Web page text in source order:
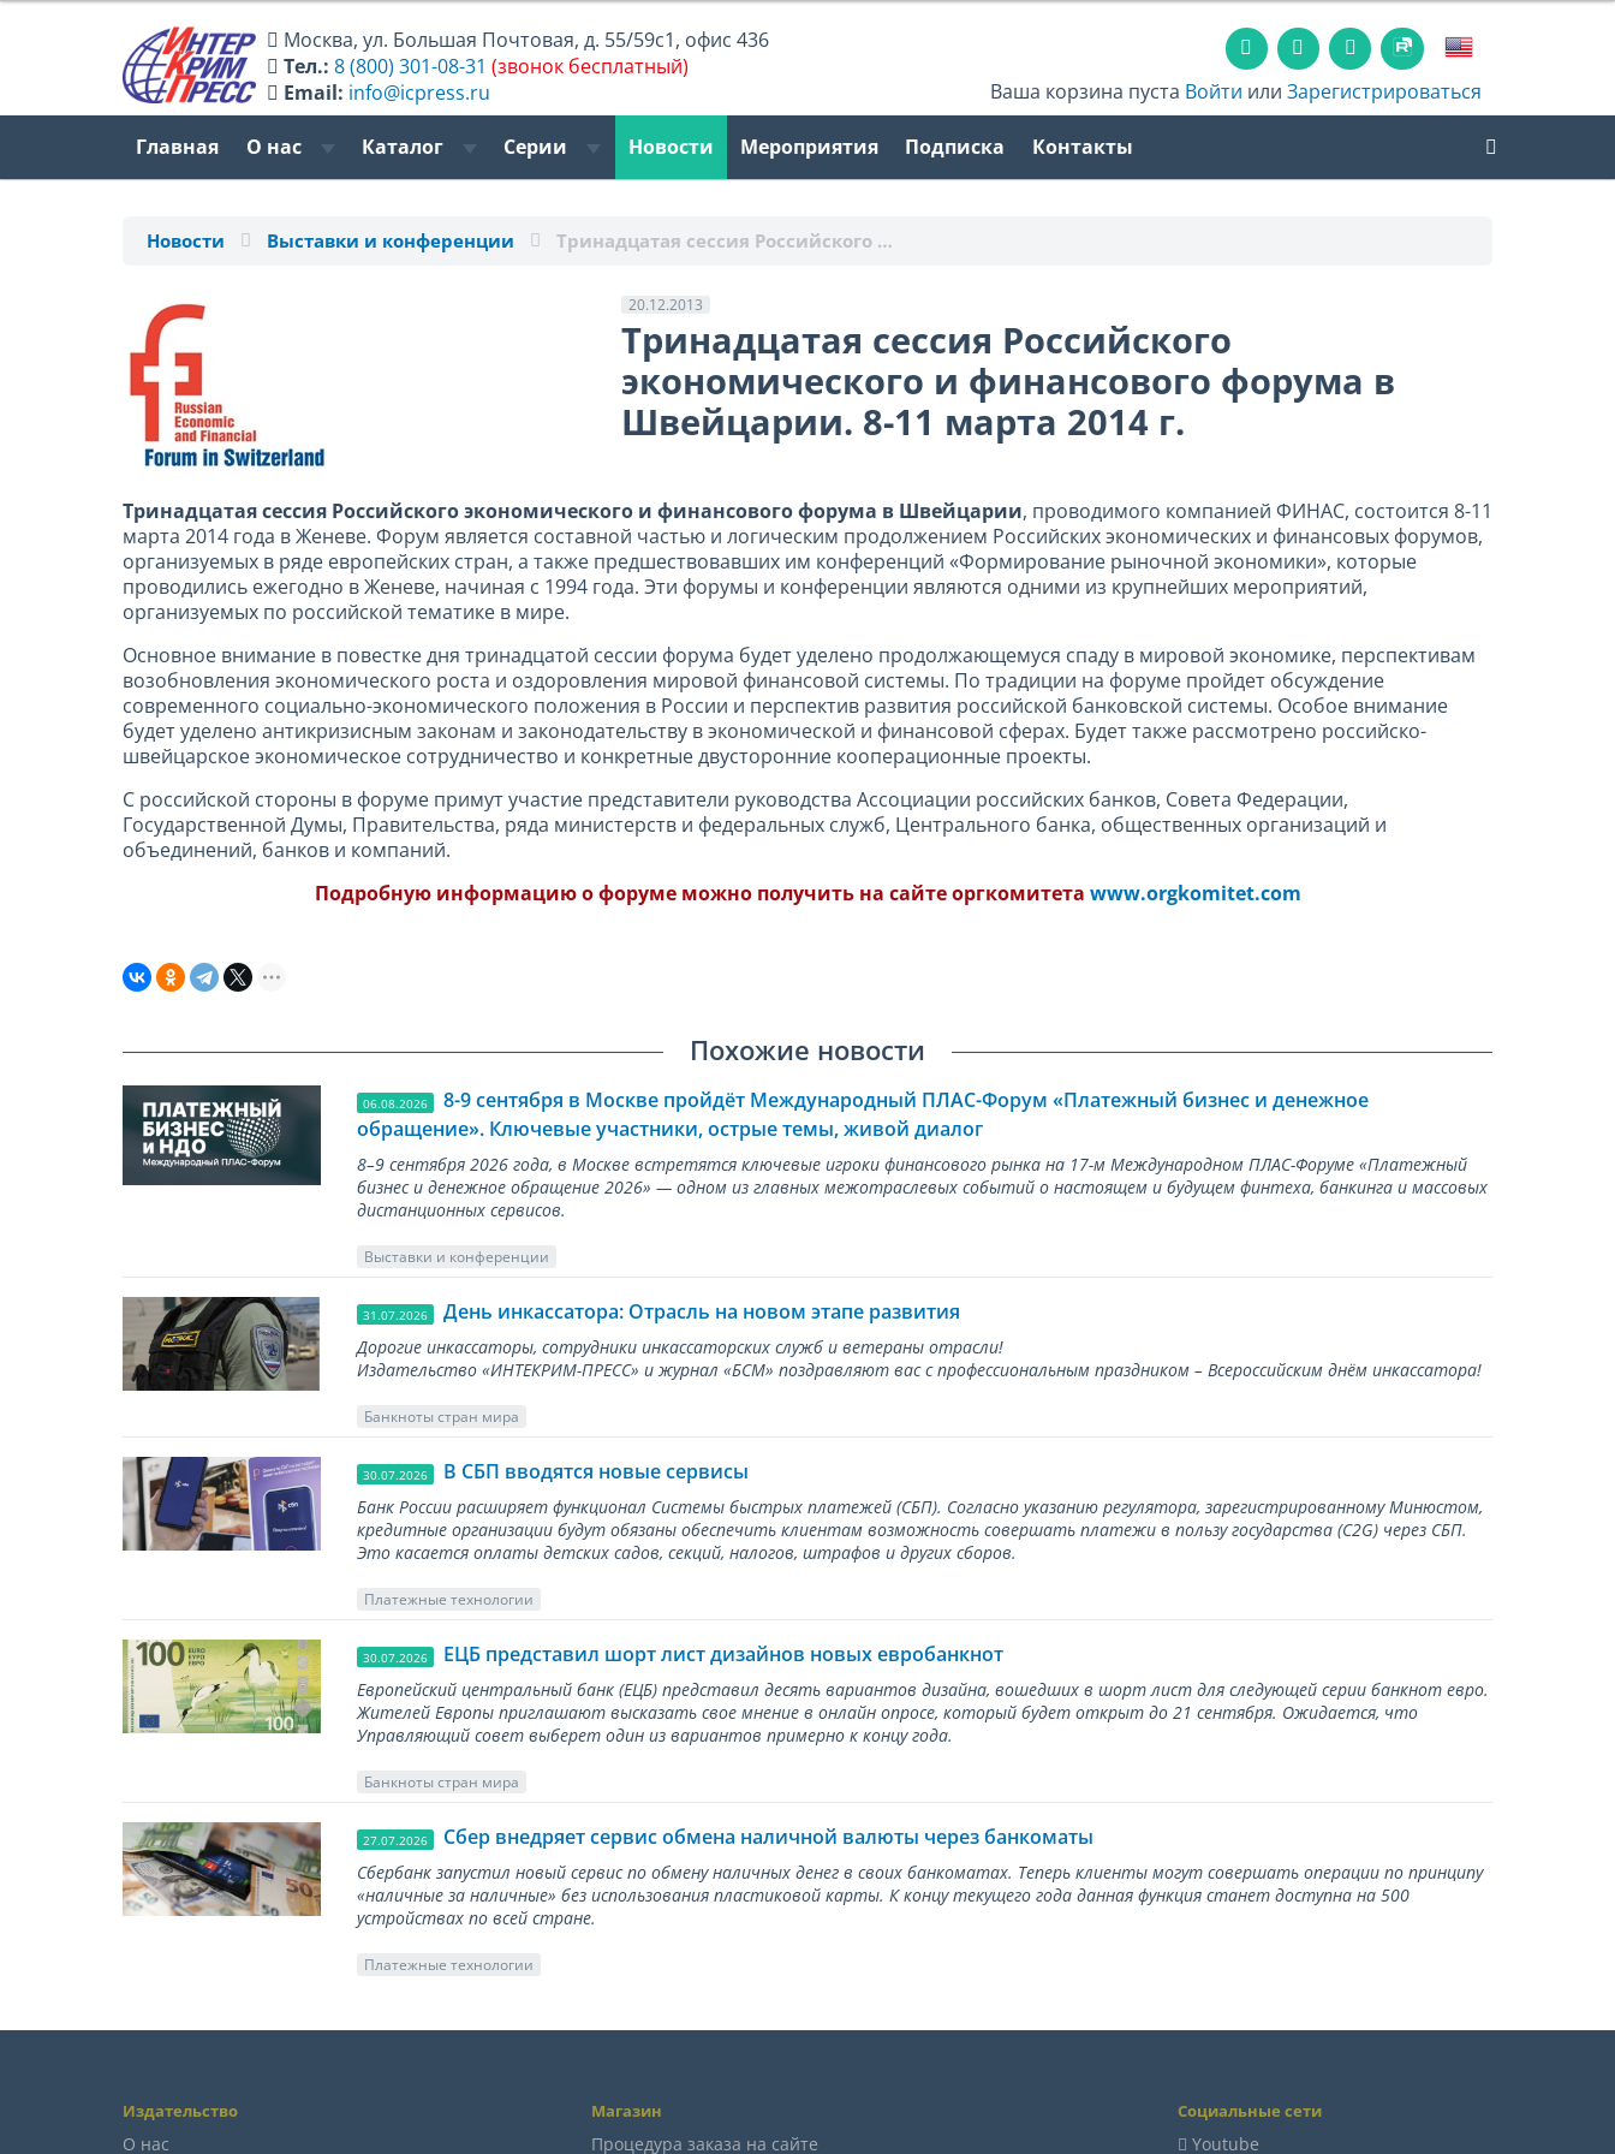
Москва,ул. Большая Почтовая, д. 55/59с1, офис 436
Тел.: 8 (800) 301-08-31 (звонок бесплатный)
Email: info@icpress.ru Ваша корзина пуста Войти илиЗарегистрироваться
Главная О нас Каталог Серии Новости Мероприятия Подписка Контакты
Новости Выставки и конференции Тринадцатая сессия Российского …
20.12.2013
Тринадцатая сессия Российского
экономического и финансового форума в
Швейцарии. 8-11 марта 2014 г.
Тринадцатая сессия Российского экономического и финансового форума в Швейцарии, проводимого компанией ФИНАС, состоится 8-11
марта 2014 года в Женеве. Форум является составной частью и логическим продолжением Российских экономических и финансовых форумов,
организуемых в ряде европейских стран, а также предшествовавших им конференций «Формирование рыночной экономики», которые
проводились ежегодно в Женеве, начиная с 1994 года. Эти форумы и конференции являются одними из крупнейших мероприятий,
организуемых по российской тематике в мире.
Основное внимание в повестке дня тринадцатой сессии форума будет уделено продолжающемуся спаду в мировой экономике, перспективам
возобновления экономического роста и оздоровления мировой финансовой системы. По традиции на форуме пройдет обсуждение
современного социально-экономического положения в России и перспектив развития российской банковской системы. Особое внимание
будет уделено антикризисным законам и законодательству в экономической и финансовой сферах. Будет также рассмотрено российско-
швейцарское экономическое сотрудничество и конкретные двусторонние кооперационные проекты.
С российской стороны в форуме примут участие представители руководства Ассоциации российских банков, Совета Федерации,
Государственной Думы, Правительства, ряда министерств и федеральных служб, Центрального банка, общественных организаций и
объединений, банков и компаний.
Подробную информацию о форуме можно получить на сайте оргкомитета www.orgkomitet.com
Похожие новости
06.08.2026
8-9 сентября в Москве пройдёт Международный ПЛАС-Форум «Платежный бизнес и денежное
обращение». Ключевые участники, острые темы, живой диалог
8–9 сентября 2026 года, в Москве встретятся ключевые игроки финансового рынка на 17-м Международном ПЛАС-Форуме «Платежный
бизнес и денежное обращение 2026» — одном из главных межотраслевых событий о настоящем и будущем финтеха, банкинга и массовых
дистанционных сервисов.
Выставки и конференции
31.07.2026 День инкассатора: Отрасль на новом этапе развития
Дорогие инкассаторы, сотрудники инкассаторских служб и ветераны отрасли!
Издательство «ИНТЕКРИМ-ПРЕСС» и журнал «БСМ» поздравляют вас с профессиональным праздником – Всероссийским днём инкассатора!
Банкноты стран мира
30.07.2026 В СБП вводятся новые сервисы
Банк России расширяет функционал Системы быстрых платежей (СБП). Согласно указанию регулятора, зарегистрированному Минюстом,
кредитные организации будут обязаны обеспечить клиентам возможность совершать платежи в пользу государства (С2G) через СБП.
Это касается оплаты детских садов, секций, налогов, штрафов и других сборов.
Платежные технологии
30.07.2026 ЕЦБ представил шорт лист дизайнов новых евробанкнот
Европейский центральный банк (ЕЦБ) представил десять вариантов дизайна, вошедших в шорт лист для следующей серии банкнот евро.
Жителей Европы приглашают высказать свое мнение в онлайн опросе, который будет открыт до 21 сентября. Ожидается, что
Управляющий совет выберет один из вариантов примерно к концу года.
Банкноты стран мира
27.07.2026 Сбер внедряет сервис обмена наличной валюты через банкоматы
Сбербанк запустил новый сервис по обмену наличных денег в своих банкоматах. Теперь клиенты могут совершать операции по принципу
«наличные за наличные» без использования пластиковой карты. К концу текущего года данная функция станет доступна на 500
устройствах по всей стране.
Платежные технологии
Издательство
О нас
Магазин
Процедура заказа на сайте
Социальные сети
Youtube